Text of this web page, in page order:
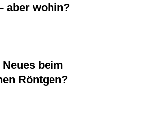
aber wohin?
beim
Röntgen?